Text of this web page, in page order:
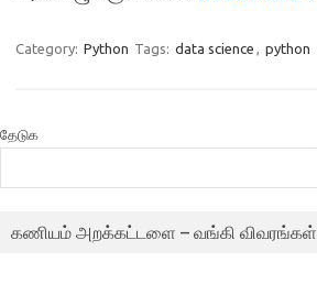
Category: Python Tags: data science , python
தேடுக
கணியம் அறக்கட்டளை – வங்கி விவரங்கள்